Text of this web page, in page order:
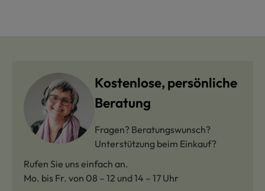
Kostenlose, persönliche
Beratung
Fragen? Beratungswunsch?
Unterstützung beim Einkauf?
Rufen Sie uns einfach an.
Mo. bis Fr. von 08 – 12 und 14 – 17 Uhr